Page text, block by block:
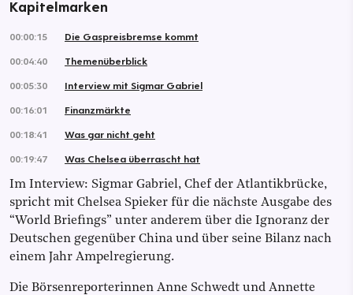
Kapitelmarken
00:00:15
Die Gaspreisbremse kommt
00:04:40
Themenüberblick
00:05:30
Interview mit Sigmar Gabriel
00:16:01
Finanzmärkte
00:18:41
Was gar nicht geht
00:19:47
Was Chelsea überrascht hat
Im Interview: Sigmar Gabriel, Chef der Atlantikbrücke,
spricht mit Chelsea Spieker für die nächste Ausgabe des
“World Briefings” unter anderem über die Ignoranz der
Deutschen gegenüber China und über seine Bilanz nach
einem Jahr Ampelregierung.
Die Börsenreporterinnen Anne Schwedt und Annette